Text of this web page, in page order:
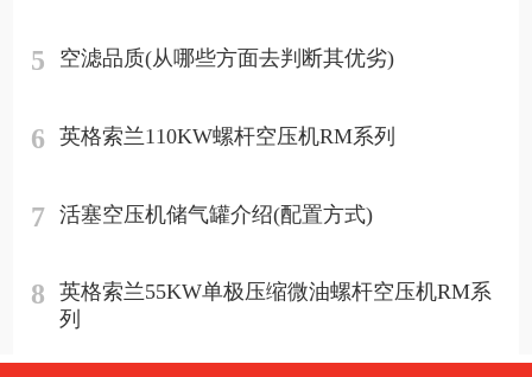
5 空滤品质(从哪些方面去判断其优劣)
6 英格索兰110KW螺杆空压机RM系列
7 活塞空压机储气罐介绍(配置方式)
8
英格索兰55KW单极压缩微油螺杆空压机RM系
列